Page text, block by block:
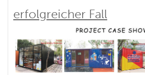
erfolgreicher Fall